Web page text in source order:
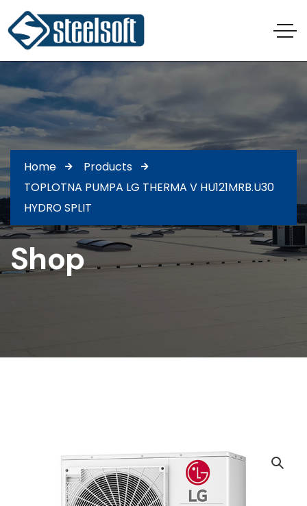
Home
Products
TOPLOTNA PUMPA LG THERMA V HU121MRB.U30
HYDRO SPLIT
Shop